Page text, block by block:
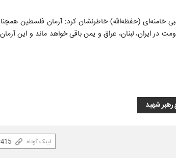
خامنه‌ای (حفظه‌الله) خاطرنشان کرد: آرمان فلسطین
در ایران، لبنان، عراق و یمن باقی خواهد ماند و این
شهید
لینک کوتاه